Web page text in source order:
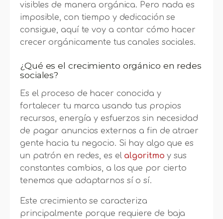
visibles de manera orgánica. Pero nada es
imposible, con tiempo y dedicación se
consigue, aquí te voy a contar cómo hacer
crecer orgánicamente tus canales sociales.
¿Qué es el crecimiento orgánico en redes
sociales?
Es el proceso de hacer conocida y
fortalecer tu marca usando tus propios
recursos, energía y esfuerzos sin necesidad
de pagar anuncios externos a fin de atraer
gente hacia tu negocio. Si hay algo que es
un patrón en redes, es el algoritmo y sus
constantes cambios, a los que por cierto
tenemos que adaptarnos sí o sí.
Este crecimiento se caracteriza
principalmente porque requiere de baja